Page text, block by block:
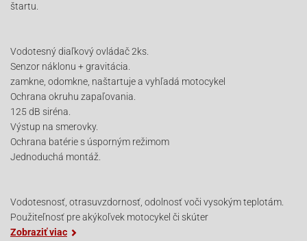
štartu.
Vodotesný diaľkový ovládač 2ks.
Senzor náklonu + gravitácia.
zamkne, odomkne, naštartuje a vyhľadá motocykel
Ochrana okruhu zapaľovania.
125 dB siréna.
Výstup na smerovky.
Ochrana batérie s úsporným režimom
Jednoduchá montáž.
Vodotesnosť, otrasuvzdornosť, odolnosť voči vysokým teplotám.
Použiteľnosť pre akýkoľvek motocykel či skúter
Zobraziť viac